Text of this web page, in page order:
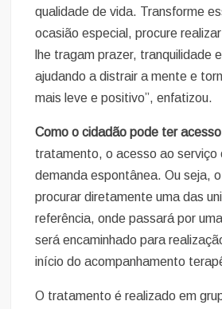
qualidade de vida. Transforme
ocasião especial, procure
lhe tragam prazer, tranquilidade
ajudando a distrair a mente e
mais leve e positivo”, enfatizou.
Como o cidadão pode ter
tratamento, o acesso ao serviço
demanda espontânea. Ou seja,
procurar diretamente uma das
referência, onde passará por
será encaminhado para
início do acompanhamento
O tratamento é realizado em